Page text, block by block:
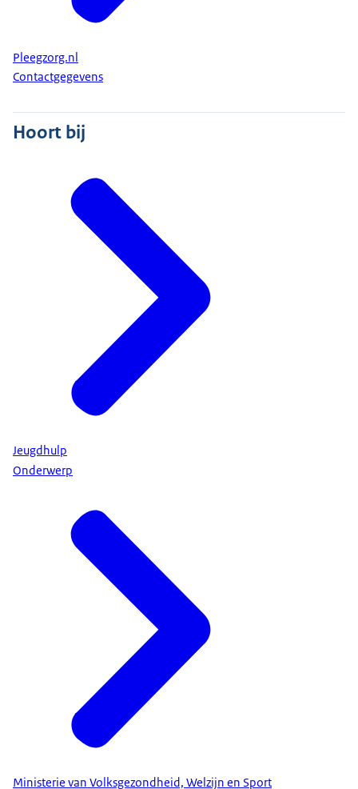
Pleegzorg.nl
Contactgegevens
Hoort bij
Jeugdhulp
Onderwerp
Ministerie van Volksgezondheid, Welzijn en Sport